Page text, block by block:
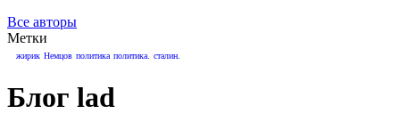
Все авторы
Метки
жирик Немцов политика политика. сталин.
Блог lad